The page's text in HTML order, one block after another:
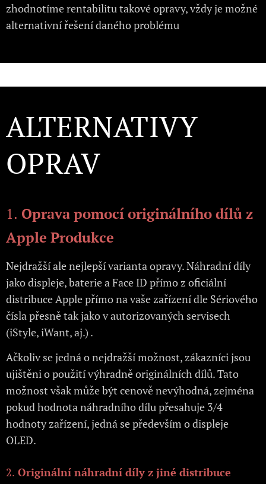
zhodnotíme rentabilitu takové opravy, vždy je možné
alternativní řešení daného problému
ALTERNATIVY
OPRAV
1. Oprava pomocí originálního dílů z
Apple Produkce
Nejdražší ale nejlepší varianta opravy. Náhradní díly
jako displeje, baterie a Face ID přímo z oficiální
distribuce Apple přímo na vaše zařízení dle Sériového
čísla přesně tak jako v autorizovaných servisech
(iStyle, iWant, aj.) .
Ačkoliv se jedná o nejdražší možnost, zákazníci jsou
ujištěni o použití výhradně originálních dílů. Tato
možnost však může být cenově nevýhodná, zejména
pokud hodnota náhradního dílu přesahuje 3/4
hodnoty zařízení, jedná se především o displeje
OLED.
2. Originální náhradní díly z jiné distribuce